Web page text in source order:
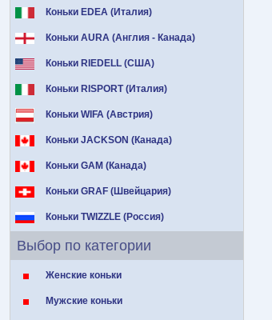
Коньки EDEA (Италия)
Коньки AURA (Англия - Канада)
Коньки RIEDELL (США)
Коньки RISPORT (Италия)
Коньки WIFA (Австрия)
Коньки JACKSON (Канада)
Коньки GAM (Канада)
Коньки GRAF (Швейцария)
Коньки TWIZZLE (Россия)
Выбор по категории
Женские коньки
Мужские коньки